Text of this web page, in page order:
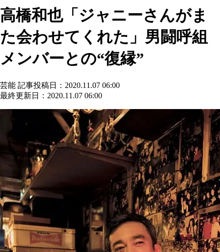
高橋和也「ジャニーさんがま
た会わせてくれた」男闘呼組
メンバーとの“復縁”
芸能 記事投稿日：2020.11.07 06:00
最終更新日：2020.11.07 06:00